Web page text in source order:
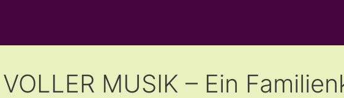
VOLLER MUSIK – Ein